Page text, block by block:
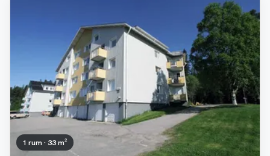
1 rum · 33 m²